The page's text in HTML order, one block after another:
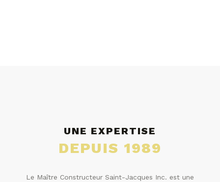
UNE EXPERTISE
DEPUIS 1989
Le Maître Constructeur Saint-Jacques Inc. est une